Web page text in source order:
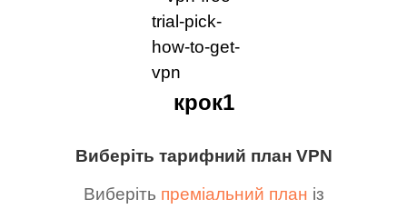
Виберіть тарифний план VPN
Виберіть преміальний план із
крок1